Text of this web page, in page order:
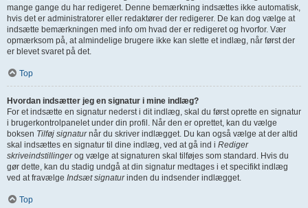
mange gange du har redigeret. Denne bemærkning indsættes ikke automatisk,
hvis det er administratorer eller redaktører der redigerer. De kan dog vælge at
indsætte bemærkningen med info om hvad der er redigeret og hvorfor. Vær
opmærksom på, at almindelige brugere ikke kan slette et indlæg, når først der
er blevet svaret på det.
Top
Hvordan indsætter jeg en signatur i mine indlæg?
For et indsætte en signatur nederst i dit indlæg, skal du først oprette en signatur
i brugerkontrolpanelet under din profil. Når den er oprettet, kan du vælge
boksen Tilføj signaturnår du skriver indlægget. Du kan også vælge at der altid
skal indsættes en signatur til dine indlæg, ved at gå ind i Rediger
skriveindstillingerog vælge at signaturen skal tilføjes som standard. Hvis du
gør dette, kan du stadig undgå at din signatur medtages i et specifikt indlæg
ved at fravælge Indsæt signaturinden du indsender indlægget.
Top